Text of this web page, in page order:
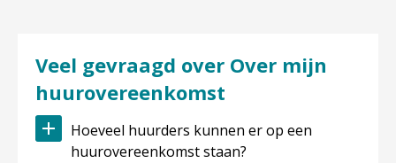
Veel gevraagd over Over mijn
huurovereenkomst
Hoeveel huurders kunnen er op een
huurovereenkomst staan?